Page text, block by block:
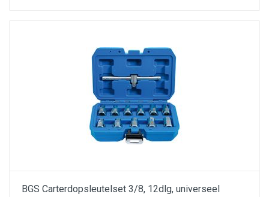
BGS Carterdopsleutelset 3/8, 12dlg, universeel